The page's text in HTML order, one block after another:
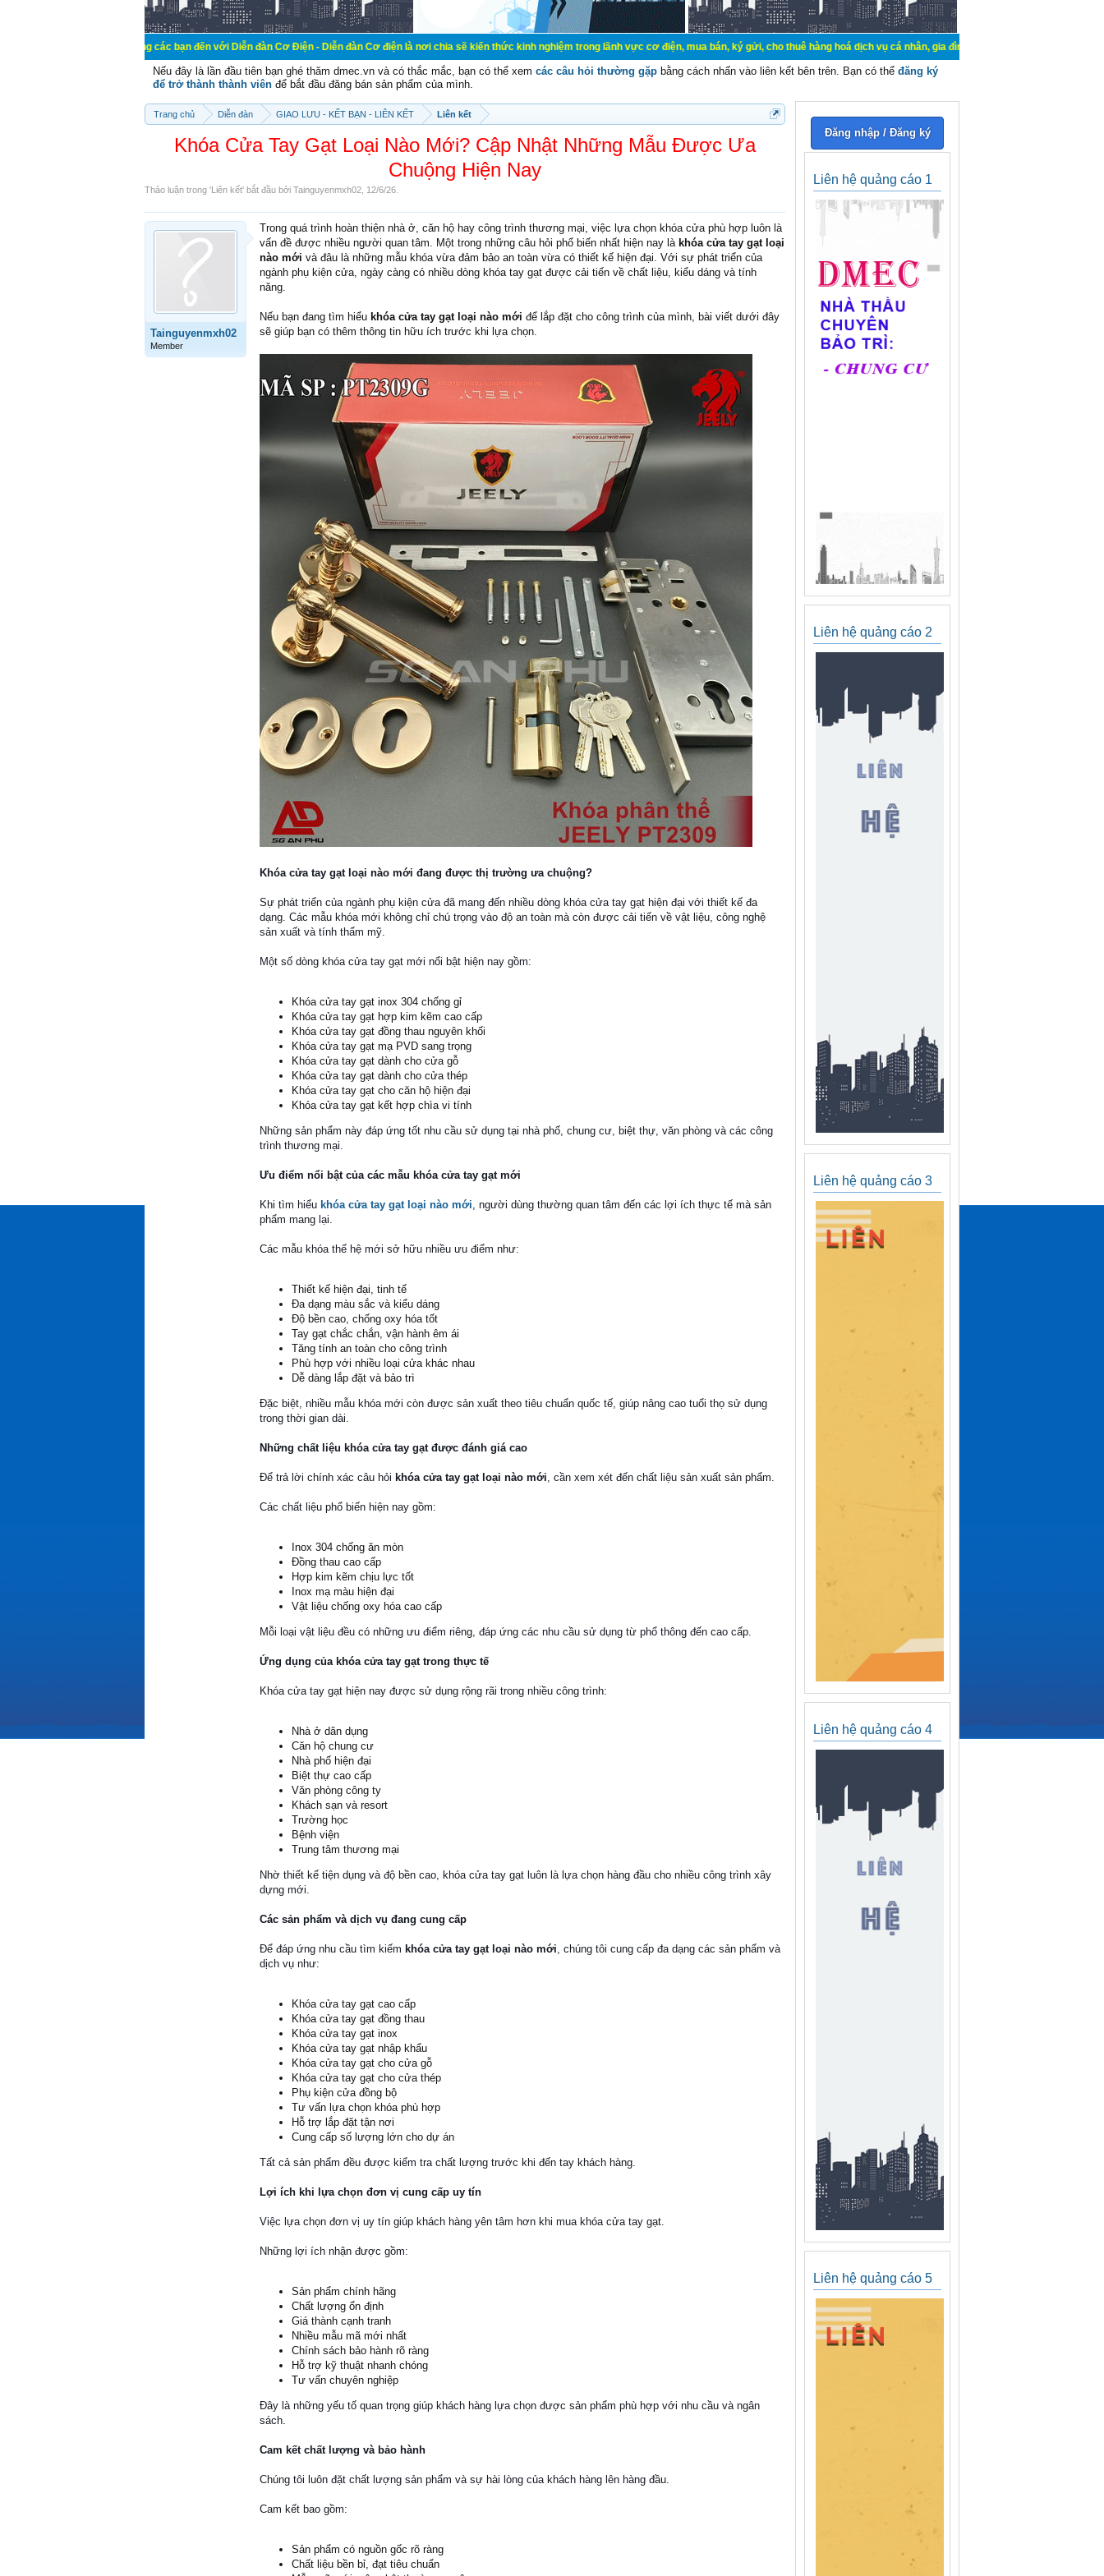
Chào mừng các bạn đến với Diễn đàn Cơ Điện - Diễn đàn Cơ điện là nơi chia sẽ kiến thức kinh nghiệm trong lãnh vực cơ điện, mua bán, ký gửi, cho thuê hàng hoá dịch vụ cá nhân, gia đình. Mua bán, ký gửi, cho thuê thiết bị hệ
Nếu đây là lần đầu tiên bạn ghé thăm dmec.vn và có thắc mắc, bạn có thể xem các câu hỏi thường gặp bằng cách nhấn vào liên kết bên trên. Bạn có thể đăng ký
để trở thành thành viên để bắt đầu đăng bán sản phẩm của mình.
Trang chủ Diễn đàn GIAO LƯU - KẾT BẠN - LIÊN KẾT Liên kết
Khóa Cửa Tay Gạt Loại Nào Mới? Cập Nhật Những Mẫu Được Ưa
Chuộng Hiện Nay
Thảo luận trong 'Liên kết' bắt đầu bởi Tainguyenmxh02 12/6/26
Tainguyenmxh02
Member
Trong quá trình hoàn thiện nhà ở, căn hộ hay công trình thương mại, việc lựa chọn khóa cửa phù hợp luôn là
vấn đề được nhiều người quan tâm. Một trong những câu hỏi phổ biến nhất hiện nay là khóa cửa tay gạt loại
nào mới và đâu là những mẫu khóa vừa đảm bảo an toàn vừa có thiết kế hiện đại. Với sự phát triển của
ngành phụ kiện cửa, ngày càng có nhiều dòng khóa tay gạt được cải tiến về chất liệu, kiểu dáng và tính
năng.
Nếu bạn đang tìm hiểu khóa cửa tay gạt loại nào mới để lắp đặt cho công trình của mình, bài viết dưới đây
sẽ giúp bạn có thêm thông tin hữu ích trước khi lựa chọn.
Khóa cửa tay gạt loại nào mới đang được thị trường ưa chuộng?
Sự phát triển của ngành phụ kiện cửa đã mang đến nhiều dòng khóa cửa tay gạt hiện đại với thiết kế đa
dạng. Các mẫu khóa mới không chỉ chú trọng vào độ an toàn mà còn được cải tiến về vật liệu, công nghệ
sản xuất và tính thẩm mỹ.
Một số dòng khóa cửa tay gạt mới nổi bật hiện nay gồm:
Khóa cửa tay gạt inox 304 chống gỉ
Khóa cửa tay gạt hợp kim kẽm cao cấp
Khóa cửa tay gạt đồng thau nguyên khối
Khóa cửa tay gạt mạ PVD sang trọng
Khóa cửa tay gạt dành cho cửa gỗ
Khóa cửa tay gạt dành cho cửa thép
Khóa cửa tay gạt cho căn hộ hiện đại
Khóa cửa tay gạt kết hợp chìa vi tính
Những sản phẩm này đáp ứng tốt nhu cầu sử dụng tại nhà phố, chung cư, biệt thự, văn phòng và các công
trình thương mại.
Ưu điểm nổi bật của các mẫu khóa cửa tay gạt mới
Khi tìm hiểu khóa cửa tay gạt loại nào mới, người dùng thường quan tâm đến các lợi ích thực tế mà sản
phẩm mang lại.
Các mẫu khóa thế hệ mới sở hữu nhiều ưu điểm như:
Thiết kế hiện đại, tinh tế
Đa dạng màu sắc và kiểu dáng
Độ bền cao, chống oxy hóa tốt
Tay gạt chắc chắn, vận hành êm ái
Tăng tính an toàn cho công trình
Phù hợp với nhiều loại cửa khác nhau
Dễ dàng lắp đặt và bảo trì
Đặc biệt, nhiều mẫu khóa mới còn được sản xuất theo tiêu chuẩn quốc tế, giúp nâng cao tuổi thọ sử dụng
trong thời gian dài.
Những chất liệu khóa cửa tay gạt được đánh giá cao
Để trả lời chính xác câu hỏi khóa cửa tay gạt loại nào mới, cần xem xét đến chất liệu sản xuất sản phẩm.
Các chất liệu phổ biến hiện nay gồm:
Inox 304 chống ăn mòn
Đồng thau cao cấp
Hợp kim kẽm chịu lực tốt
Inox mạ màu hiện đại
Vật liệu chống oxy hóa cao cấp
Mỗi loại vật liệu đều có những ưu điểm riêng, đáp ứng các nhu cầu sử dụng từ phổ thông đến cao cấp.
Ứng dụng của khóa cửa tay gạt trong thực tế
Khóa cửa tay gạt hiện nay được sử dụng rộng rãi trong nhiều công trình:
Nhà ở dân dụng
Căn hộ chung cư
Nhà phố hiện đại
Biệt thự cao cấp
Văn phòng công ty
Khách sạn và resort
Trường học
Bệnh viện
Trung tâm thương mại
Nhờ thiết kế tiện dụng và độ bền cao, khóa cửa tay gạt luôn là lựa chọn hàng đầu cho nhiều công trình xây
dựng mới.
Các sản phẩm và dịch vụ đang cung cấp
Để đáp ứng nhu cầu tìm kiếm khóa cửa tay gạt loại nào mới, chúng tôi cung cấp đa dạng các sản phẩm và
dịch vụ như:
Khóa cửa tay gạt cao cấp
Khóa cửa tay gạt đồng thau
Khóa cửa tay gạt inox
Khóa cửa tay gạt nhập khẩu
Khóa cửa tay gạt cho cửa gỗ
Khóa cửa tay gạt cho cửa thép
Phụ kiện cửa đồng bộ
Tư vấn lựa chọn khóa phù hợp
Hỗ trợ lắp đặt tận nơi
Cung cấp số lượng lớn cho dự án
Tất cả sản phẩm đều được kiểm tra chất lượng trước khi đến tay khách hàng.
Lợi ích khi lựa chọn đơn vị cung cấp uy tín
Việc lựa chọn đơn vị uy tín giúp khách hàng yên tâm hơn khi mua khóa cửa tay gạt.
Những lợi ích nhận được gồm:
Sản phẩm chính hãng
Chất lượng ổn định
Giá thành cạnh tranh
Nhiều mẫu mã mới nhất
Chính sách bảo hành rõ ràng
Hỗ trợ kỹ thuật nhanh chóng
Tư vấn chuyên nghiệp
Đây là những yếu tố quan trọng giúp khách hàng lựa chọn được sản phẩm phù hợp với nhu cầu và ngân
sách.
Cam kết chất lượng và bảo hành
Chúng tôi luôn đặt chất lượng sản phẩm và sự hài lòng của khách hàng lên hàng đầu.
Cam kết bao gồm:
Sản phẩm có nguồn gốc rõ ràng
Chất liệu bền bỉ, đạt tiêu chuẩn
Đăng nhập / Đăng ký
Liên hệ quảng cáo 1
Liên hệ quảng cáo 2
Liên hệ quảng cáo 3
Liên hệ quảng cáo 4
Liên hệ quảng cáo 5